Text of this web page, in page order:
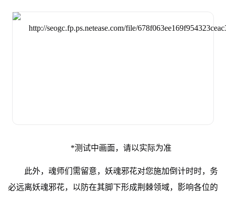
*测试中画面，请以实际为准
此外，魂师们需留意，妖魂邪花对您施加倒计时时，务
必远离妖魂邪花，以防在其脚下形成荆棘领域，影响各位的